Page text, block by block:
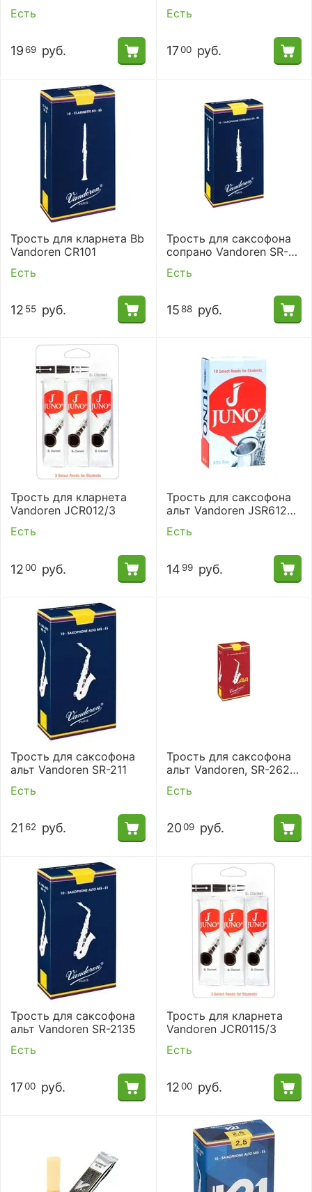
Есть
19 69 руб.
Есть
1700 руб.
Трость для кларнета Bb
Vandoren CR101
Есть
12 55 руб.
Трость для саксофона
сопрано Vandoren SR-
Есть
1588 руб.
Трость для кларнета
Vandoren JCR012/3
Есть
1200 руб.
Трость для саксофона
альт Vandoren JSR612
(№ 2)
Есть
14 99 руб.
Трость для саксофона
альт Vandoren SR-211
Есть
21 62 руб.
Трость для саксофона
альт Vandoren, SR-262R
(№ 2)
Есть
2009 руб.
Трость для саксофона
альт Vandoren SR-2135
Есть
1700 руб.
Трость для кларнета
Vandoren JCR0115/3
Есть
1200 руб.